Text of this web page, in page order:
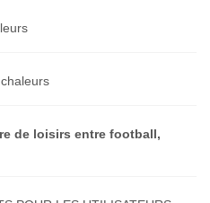
de loisirs entre football,